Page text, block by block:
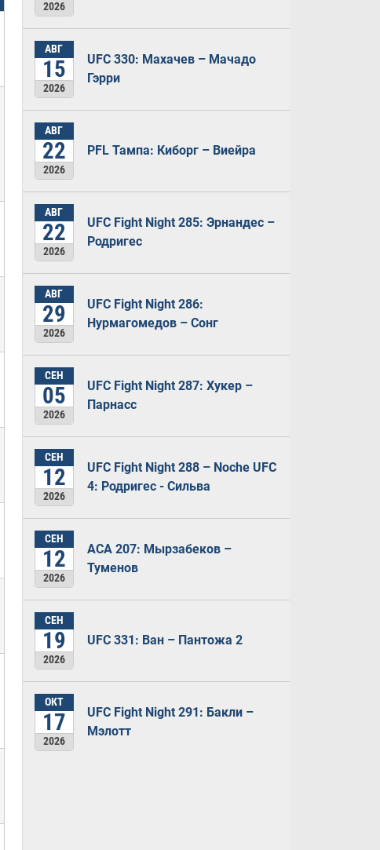
2026
АВГ
15
2026
UFC 330: Махачев – Мачадо
Гэрри
АВГ
22
2026
PFL Тампа: Киборг – Виейра
АВГ
22
2026
UFC Fight Night 285: Эрнандес –
Родригес
АВГ
29
2026
UFC Fight Night 286:
Нурмагомедов – Сонг
СЕН
05
2026
UFC Fight Night 287: Хукер –
Парнасс
СЕН
12
2026
UFC Fight Night 288 – Noche UFC
4: Родригес - Сильва
СЕН
12
2026
ACA 207: Мырзабеков –
Туменов
СЕН
19
2026
UFC 331: Ван – Пантожа 2
ОКТ
17
2026
UFC Fight Night 291: Бакли –
Мэлотт